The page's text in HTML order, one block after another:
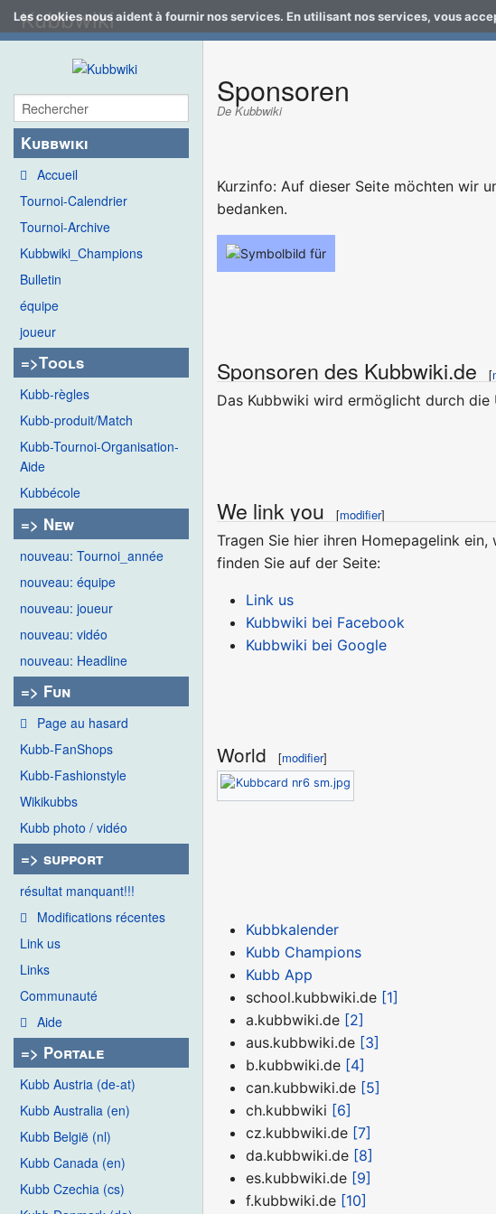
Les cookies nous aident à fournir nos services. En utilisant nos services, vous
Kubbwiki
Kubbwiki
Accueil
Tournoi-Calendrier
Tournoi-Archive
Kubbwiki_Champions
Bulletin
équipe
joueur
=>Tools
Kubb-règles
Kubb-produit/Match
Kubb-Tournoi-Organisation-
Aide
Kubbécole
=> New
nouveau: Tournoi_année
nouveau: équipe
nouveau: joueur
nouveau: vidéo
nouveau: Headline
=> Fun
Page au hasard
Kubb-FanShops
Kubb-Fashionstyle
Wikikubbs
Kubb photo / vidéo
=> support
résultat manquant!!!
Modifications récentes
Link us
Links
Communauté
Aide
=> Portale
Kubb Austria (de-at)
Kubb Australia (en)
Kubb België (nl)
Kubb Canada (en)
Kubb Czechia (cs)
Sponsoren
De Kubbwiki
Kurzinfo: Auf dieser Seite möchten wir
bedanken.
Sponsoren des Kubbwiki.de [
Das Kubbwiki wird ermöglicht durch
We link you [modifier]
Tragen Sie hier ihren Homepagelink
finden Sie auf der Seite:
Link us
Kubbwiki bei Facebook
Kubbwiki bei Google
World [modifier]
Kubbkalender
Kubb Champions
Kubb App
school.kubbwiki.de [1]
a.kubbwiki.de [2]
aus.kubbwiki.de [3]
b.kubbwiki.de [4]
can.kubbwiki.de [5]
ch.kubbwiki [6]
cz.kubbwiki.de [7]
da.kubbwiki.de [8]
es.kubbwiki.de [9]
f.kubbwiki.de [10]